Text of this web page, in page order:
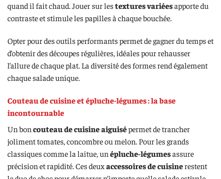
quand il fait chaud. Jouer sur lestextures variéesapporte du
contraste et stimule les papilles à chaque bouchée.
Opter pour des outils performants permet de gagner du temps et
d’obtenir des découpes régulières, idéales pour rehausser
l’allure de chaque plat. La diversité des formes rend également
chaque salade unique.
Couteau de cuisine et épluche-légumes : la base
incontournable
Un bon couteau de cuisine aiguisépermet de trancher
joliment tomates, concombre ou melon. Pour les grands
classiques comme la laitue, un épluche-légumesassure
précision et rapidité. Ces deuxaccessoires de cuisinerestent